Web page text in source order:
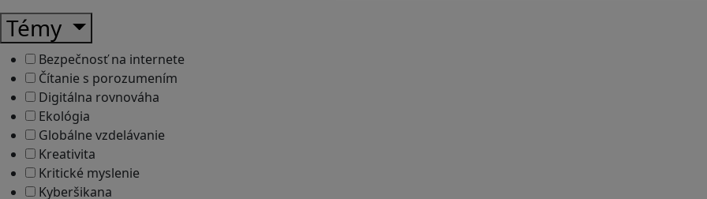
Témy
Bezpečnosť na internete
Čítanie s porozumením
Digitálna rovnováha
Ekológia
Globálne vzdelávanie
Kreativita
Kritické myslenie
Kyberšikana